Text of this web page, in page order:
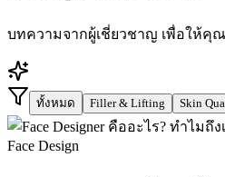
บทความจากผู้เชี่ยวชาญ เพื่อให้คุ
ทั้งหมด Filler & Lifting Skin
Face Design